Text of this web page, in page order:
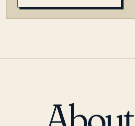
LOADING…